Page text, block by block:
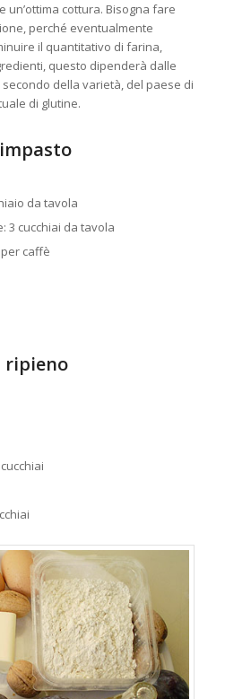
cottura. Bisogna fare
perché eventualmente
il quantitativo di farina,
questo dipenderà dalle
della varietà, del paese di
di glutine.
da tavola
3 cucchiai da tavola
caffè
ripieno